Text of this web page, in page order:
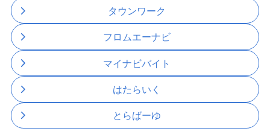
タウンワーク
フロムエーナビ
マイナビバイト
はたらいく
とらばーゆ